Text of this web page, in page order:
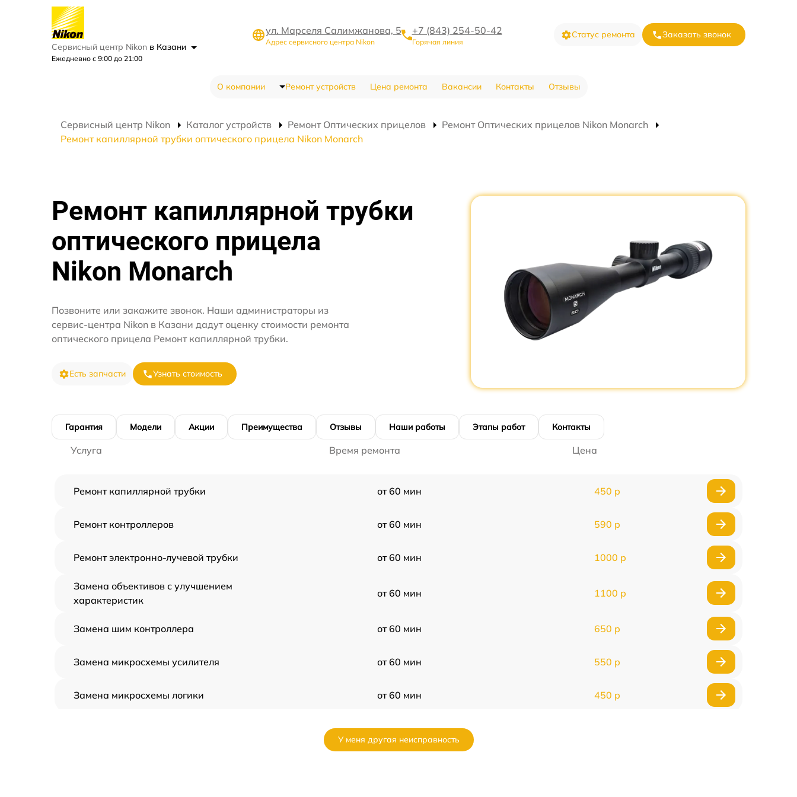
Сервисный центр Nikon в Казани
Ежедневно с 9:00 до 21:00
ул. Марселя Салимжанова, 5
Адрес сервисного центра Nikon
+7 (843) 254-50-42
Горячая линия
Статус ремонта Заказать звонок
О компании Ремонт устройств Цена ремонта Вакансии Контакты Отзывы
Сервисный центр Nikon Каталог устройств Ремонт Оптических прицелов
Ремонт Оптических прицелов Nikon Monarch
Ремонт капиллярной трубки оптического прицела Nikon Monarch
Ремонт капиллярной трубки
оптического прицела
Nikon Monarch
Позвоните или закажите звонок. Наши администраторы из
сервис-центра Nikon в Казани дадут оценку стоимости ремонта
оптического прицела Ремонт капиллярной трубки.
Есть запчасти Узнать стоимость
Гарантия Модели Акции Преимущества Отзывы Наши работы Этапы работ Контакты
Услуга Время ремонта Цена
Ремонт капиллярной трубки от 60 мин 450 р
Ремонт контроллеров от 60 мин 590 р
Ремонт электронно-лучевой трубки от 60 мин 1000 р
Замена объективов с улучшением
характеристик
от 60 мин 1100 р
Замена шим контроллера от 60 мин 650 р
Замена микросхемы усилителя от 60 мин 550 р
Замена микросхемы логики от 60 мин 450 р
от 60 мин
У меня другая неисправность